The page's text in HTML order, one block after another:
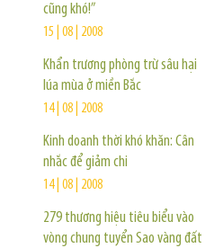
cũng khó!”
15 | 08 | 2008
Khẩn trương phòng trừ sâu hại
lúa mùa ở miền Bắc
14 | 08 | 2008
Kinh doanh thời khó khăn: Cân
nhắc để giảm chi
14 | 08 | 2008
279 thương hiệu tiêu biểu vào
vòng chung tuyển Sao vàng đất